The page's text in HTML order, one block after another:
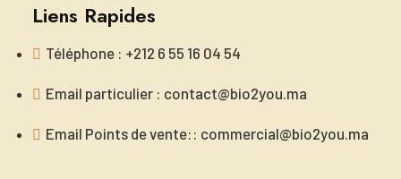
Liens Rapides
Téléphone : +212 6 55 16 04 54
Email particulier : contact@bio2you.ma
Email Points de vente:: commercial@bio2you.ma